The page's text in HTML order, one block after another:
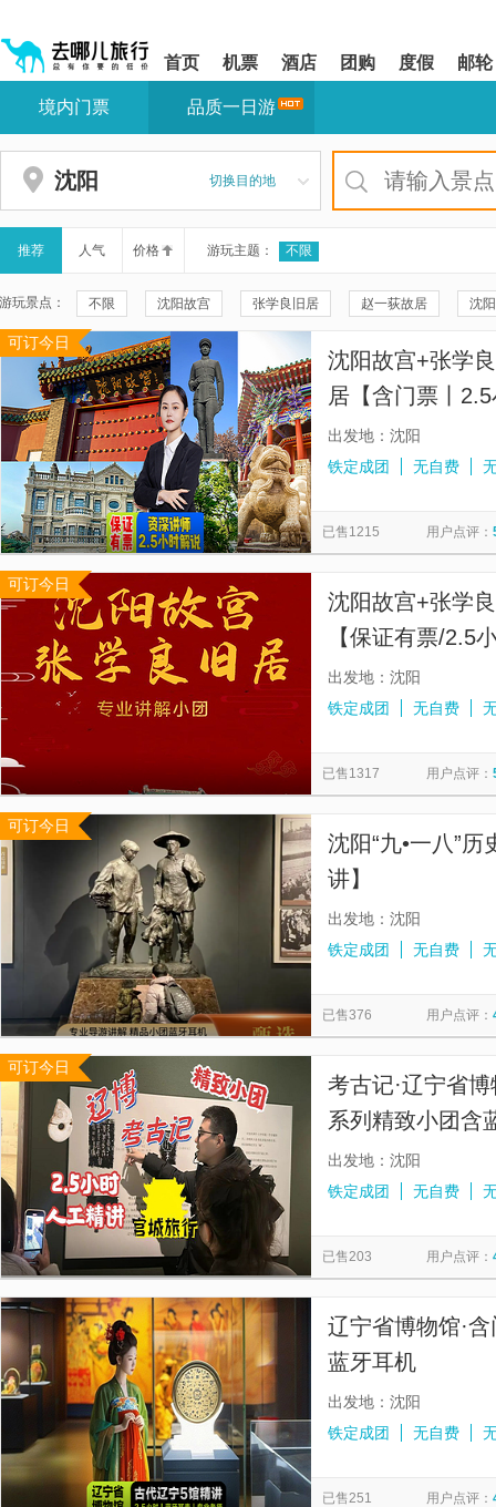
shift+enter
网
导
盲
导
模
式
您
站
区,
本
有
6
个
按
下
Tab
信
息
首页 机票 酒店 团购 度假 邮轮
您
站
区
境内门票 品质一日游
沈阳 切换目的地
推荐 人气 价格 游玩主题： 不限
游玩景点： 不限 沈阳故宫 张学良旧居 赵一荻故居 沈
沈阳方城文化旅游区
东三省总督府(张学良官邸) 辽宁省科学技术馆 本溪老边
沈阳金融博物馆 老北市 沈阳森林动物园
沈阳博物馆 中朝边境一步跨 东北有戏 虎山长城
本溪水洞 关山湖 棋盘山
关门山国家森林公园 中国工业博物馆 稻梦空间
河口断桥
清河半岛温泉
可订今日
沈阳故宫+张学
居【含门票丨
麦】
出发地：沈阳
铁定成团
无自费
已售1215 用户点评：
可订今日
沈阳故宫+张学
【保证有票/2.5
旅行社导游】
出发地：沈阳
铁定成团
无自费
已售1317 用户点评：
可订今日
沈阳“九•一八”
讲】
出发地：沈阳
铁定成团
无自费
已售376 用户点评：
可订今日
考古记·辽宁省
系列精致小团含
出发地：沈阳
铁定成团
无自费
已售203 用户点评：
辽宁省博物馆·
蓝牙耳机
出发地：沈阳
铁定成团
无自费
已售251 用户点评：